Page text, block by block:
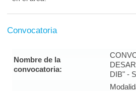
Convocatoria
Nombre de la
convocatoria:
DIB" -